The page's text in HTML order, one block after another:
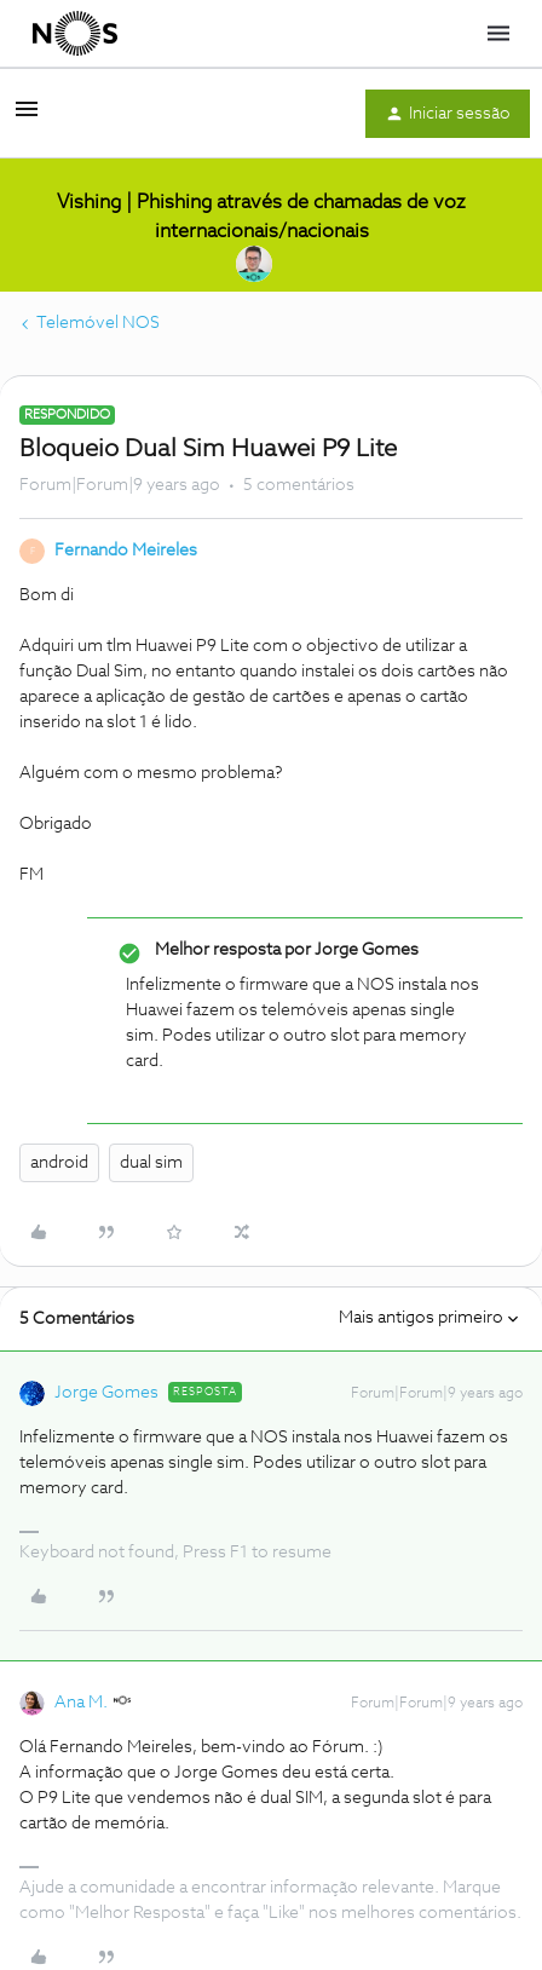
Menu
Iniciar sessão
Vishing | Phishing através de chamadas de voz
internacionais/nacionais
Telemóvel NOS
RESPONDIDO
Bloqueio Dual Sim Huawei P9 Lite
Forum|Forum|9 years ago 5 comentários
F Fernando Meireles
Bom di
Adquiri um tlm Huawei P9 Lite com o objectivo de utilizar a
função Dual Sim, no entanto quando instalei os dois cartões não
aparece a aplicação de gestão de cartões e apenas o cartão
inserido na slot 1 é lido.
Alguém com o mesmo problema?
Obrigado
FM
Melhor resposta porJorge Gomes
Infelizmente o firmware que a NOS instala nos
Huawei fazem os telemóveis apenas single
sim. Podes utilizar o outro slot para memory
card.
android dual sim
5 Comentários Mais antigos primeiro
Jorge Gomes RESPOSTA Forum|Forum|9 years ago
Infelizmente o firmware que a NOS instala nos Huawei fazem os
telemóveis apenas single sim. Podes utilizar o outro slot para
memory card.
Keyboard not found, Press F1 to resume
Ana M. Forum|Forum|9 years ago
Olá Fernando Meireles, bem-vindo ao Fórum. :)
A informação que o Jorge Gomes deu está certa.
O P9 Lite que vendemos não é dual SIM, a segunda slot é para
cartão de memória.
Ajude a comunidade a encontrar informação relevante. Marque
como "Melhor Resposta" e faça "Like" nos melhores comentários.